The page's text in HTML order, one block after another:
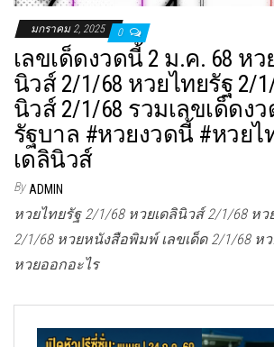
มกราคม 2, 2025 0
เลขเด็ดงวดนี้ 2 ม.ค. 68 หว
นิวส์ 2/1/68 หวยไทยรัฐ 2/
นิวส์ 2/1/68 รวมเลขเด็ดง
รัฐบาล #หวยงวดนี้ #หวยไ
เดลินิวส์
By ADMIN
หวยไทยรัฐ 2/1/68 หวยเดลินิวส์ 2/1/68 ห
2/1/68 หวยหนังสือพิมพ์ เลขเด็ด 2/1/68 ห
หวยออกอะไร